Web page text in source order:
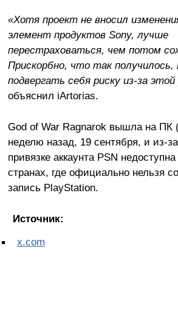
«Хотя проект не вносил
элемент продуктов Sony, лучше
перестраховаться, чем потом
Прискорбно, что так получилось,
подвергать себя риску из-за
объяснил iArtorias.
God of War Ragnarok вышла на ПК
неделю назад, 19 сентября, и из-
привязке аккаунта PSN
странах, где официально нельзя
запись PlayStation.
Источник:
x.com